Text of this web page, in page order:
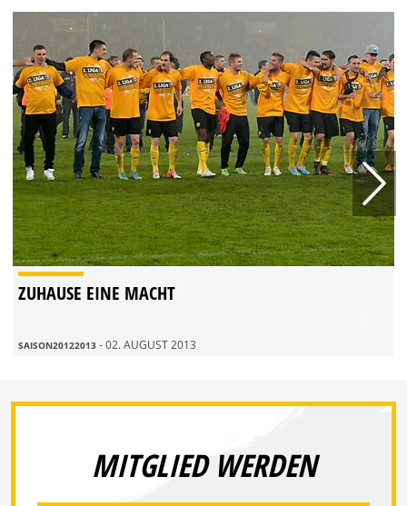
ZUHAUSE EINE MACHT
SAISON20122013 - 02. AUGUST 2013
MITGLIED WERDEN